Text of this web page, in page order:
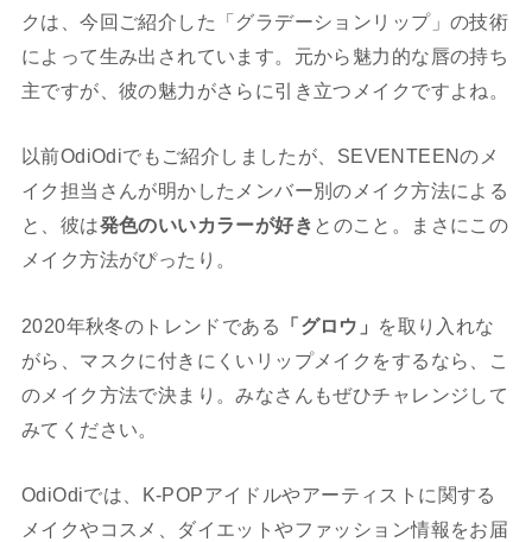
クは、今回ご紹介した「グラデーションリップ」の技術
によって生み出されています。元から魅力的な唇の持ち
主ですが、彼の魅力がさらに引き立つメイクですよね。
以前OdiOdiでもご紹介しましたが、SEVENTEENのメ
イク担当さんが明かしたメンバー別のメイク方法による
と、彼は発色のいいカラーが好き とのこと。まさにこの
メイク方法がぴったり。
2020年秋冬のトレンドである 「グロウ」
を取り入れな
がら、マスクに付きにくいリップメイクをするなら、こ
のメイク方法で決まり。みなさんもぜひチャレンジして
みてください。
OdiOdiでは、K-POPアイドルやアーティストに関する
メイクやコスメ、ダイエットやファッション情報をお届